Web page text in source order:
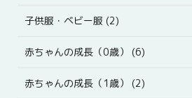
子供服・ベビー服 (2)
赤ちゃんの成長（0歳） (6)
赤ちゃんの成長（1歳） (2)